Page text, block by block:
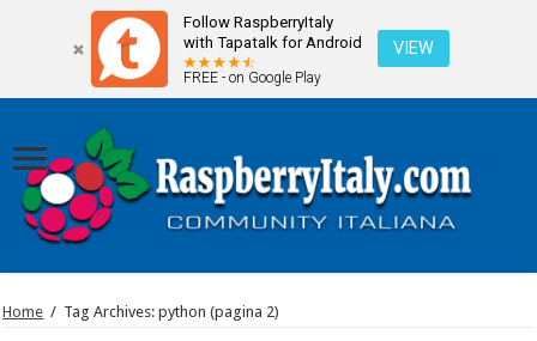
Follow RaspberryItaly
with Tapatalk for Android
FREE - on Google Play
VIEW
Home / Tag Archives: python (pagina 2)